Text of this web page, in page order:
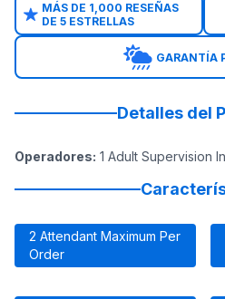
MÁS DE 1,000 RESEÑAS
DE 5 ESTRELLAS
GARANTÍA
Detalles del
Operadores: 1 Adult Supervision
2 Attendant Maximum Per
Order